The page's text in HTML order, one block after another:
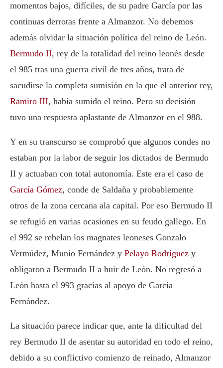
momentos bajos, difíciles, de su padre García por las
continuas derrotas frente a Almanzor. No debemos
además olvidar la situación política del reino de León.
Bermudo II, rey de la totalidad del reino leonés desde
el 985 tras una guerra civil de tres años, trata de
sacudirse la completa sumisión en la que el anterior rey,
Ramiro III, había sumido el reino. Pero su decisión
tuvo una respuesta aplastante de Almanzor en el 988.
Y en su transcurso se comprobó que algunos condes no
estaban por la labor de seguir los dictados de Bermudo
II y actuaban con total autonomía. Este era el caso de
García Gómez, conde de Saldaña y probablemente
otros de la zona cercana ala capital. Por eso Bermudo II
se refugió en varias ocasiones en su feudo gallego. En
el 992 se rebelan los magnates leoneses Gonzalo
Vermúdez, Munio Fernández y Pelayo Rodríguez y
obligaron a Bermudo II a huir de León. No regresó a
León hasta el 993 gracias al apoyo de García
Fernández.
La situación parece indicar que, ante la dificultad del
rey Bermudo II de asentar su autoridad en todo el reino,
debido a su conflictivo comienzo de reinado, Almanzor